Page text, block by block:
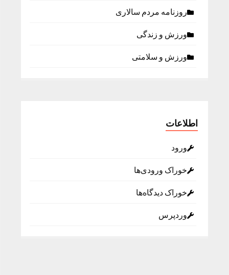
روزنامه مردم سالاری
ورزش و زندگی
ورزش و سلامتی
اطلاعات
ورود
خوراک ورودی‌ها
خوراک دیدگاه‌ها
وردپرس